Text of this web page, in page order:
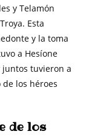
y Telamón
Esta
y la toma
a Hesíone
juntos tuvieron a
los héroes
de los